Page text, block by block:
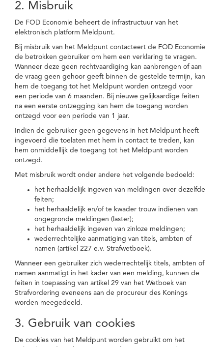
2. Misbruik
De FOD Economie beheert de infrastructuur van het
elektronisch platform Meldpunt.
Bij misbruik van het Meldpunt contacteert de FOD Economie
de betrokken gebruiker om hem een verklaring te vragen.
Wanneer deze geen rechtvaardiging kan aanbrengen of aan
de vraag geen gehoor geeft binnen de gestelde termijn, kan
hem de toegang tot het Meldpunt worden ontzegd voor
een periode van 6 maanden. Bij nieuwe gelijkaardige feiten
na een eerste ontzegging kan hem de toegang worden
ontzegd voor een periode van 1 jaar.
Indien de gebruiker geen gegevens in het Meldpunt heeft
ingevoerd die toelaten met hem in contact te treden, kan
hem onmiddellijk de toegang tot het Meldpunt worden
ontzegd.
Met misbruik wordt onder andere het volgende bedoeld:
het herhaaldelijk ingeven van meldingen over dezelfde
feiten;
het herhaaldelijk en/of te kwader trouw indienen van
ongegronde meldingen (laster);
het herhaaldelijk ingeven van zinloze meldingen;
wederrechtelijke aanmatiging van titels, ambten of
namen (artikel 227 e.v. Strafwetboek).
Wanneer een gebruiker zich wederrechtelijk titels, ambten of
namen aanmatigt in het kader van een melding, kunnen de
feiten in toepassing van artikel 29 van het Wetboek van
Strafvordering eveneens aan de procureur des Konings
worden meegedeeld.
3. Gebruik van cookies
De cookies van het Meldpunt worden gebruikt om het